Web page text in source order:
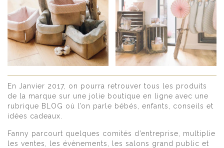
En Janvier 2017, on pourra retrouver tous les produits
de la marque sur une jolie boutique en ligne avec une
rubrique BLOG où l’on parle bébés, enfants, conseils et
idées cadeaux.
Fanny parcourt quelques comités d’entreprise, multiplie
les ventes, les évènements, les salons grand public et